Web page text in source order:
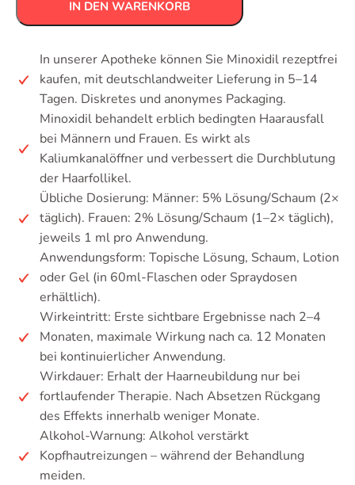
IN DEN WARENKORB
In unserer Apotheke können Sie Minoxidil rezeptfrei
kaufen, mit deutschlandweiter Lieferung in 5–14
Tagen. Diskretes und anonymes Packaging.
Minoxidil behandelt erblich bedingten Haarausfall
bei Männern und Frauen. Es wirkt als
Kaliumkanalöffner und verbessert die Durchblutung
der Haarfollikel.
Übliche Dosierung: Männer: 5% Lösung/Schaum (2×
täglich). Frauen: 2% Lösung/Schaum (1–2× täglich),
jeweils 1 ml pro Anwendung.
Anwendungsform: Topische Lösung, Schaum, Lotion
oder Gel (in 60ml-Flaschen oder Spraydosen
erhältlich).
Wirkeintritt: Erste sichtbare Ergebnisse nach 2–4
Monaten, maximale Wirkung nach ca. 12 Monaten
bei kontinuierlicher Anwendung.
Wirkdauer: Erhalt der Haarneubildung nur bei
fortlaufender Therapie. Nach Absetzen Rückgang
des Effekts innerhalb weniger Monate.
Alkohol-Warnung: Alkohol verstärkt
Kopfhautreizungen – während der Behandlung
meiden.